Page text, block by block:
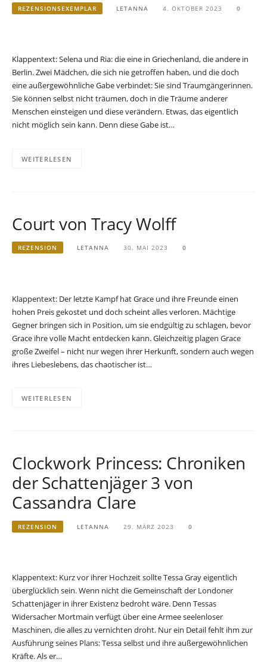
REZENSIONSEXEMPLAR LETANNA 4. OKTOBER 2023 0
Klappentext: Selena und Ria: die eine in Griechenland, die andere in
Berlin. Zwei Mädchen, die sich nie getroffen haben, und die doch
eine außergewöhnliche Gabe verbindet: Sie sind Traumgängerinnen.
Sie können selbst nicht träumen, doch in die Träume anderer
Menschen einsteigen und diese verändern. Etwas, das eigentlich
nicht möglich sein kann. Denn diese Gabe ist…
WEITERLESEN
Court von Tracy Wolff
REZENSION LETANNA 30. MAI 2023 0
Klappentext: Der letzte Kampf hat Grace und ihre Freunde einen
hohen Preis gekostet und doch scheint alles verloren. Mächtige
Gegner bringen sich in Position, um sie endgültig zu schlagen, bevor
Grace ihre volle Macht entdecken kann. Gleichzeitig plagen Grace
große Zweifel – nicht nur wegen ihrer Herkunft, sondern auch wegen
ihres Liebeslebens, das chaotischer ist…
WEITERLESEN
Clockwork Princess: Chroniken
der Schattenjäger 3 von
Cassandra Clare
REZENSION LETANNA 29. MÄRZ 2023 0
Klappentext: Kurz vor ihrer Hochzeit sollte Tessa Gray eigentlich
überglücklich sein. Wenn nicht die Gemeinschaft der Londoner
Schattenjäger in ihrer Existenz bedroht wäre. Denn Tessas
Widersacher Mortmain verfügt über eine Armee seelenloser
Maschinen, die alles zu vernichten droht. Nur ein Detail fehlt ihm zur
Ausführung seines Plans: Tessa selbst und ihre außergewöhnlichen
Kräfte. Als er…